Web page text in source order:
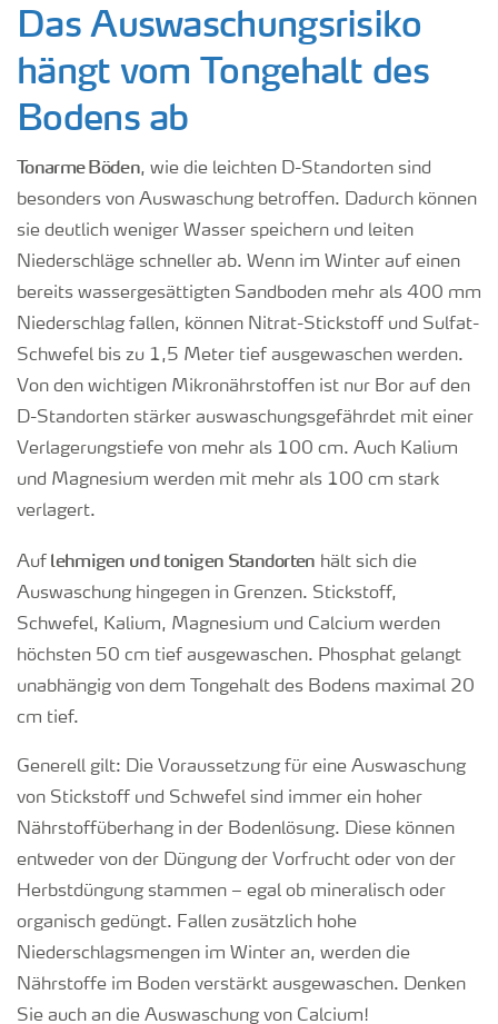
Das Auswaschungsrisiko
hängt vom Tongehalt des
Bodens ab
Tonarme Böden, wie die leichten D-Standorten sind
besonders von Auswaschung betroffen. Dadurch können
sie deutlich weniger Wasser speichern und leiten
Niederschläge schneller ab. Wenn im Winter auf einen
bereits wassergesättigten Sandboden mehr als 400 mm
Niederschlag fallen, können Nitrat-Stickstoff und Sulfat-
Schwefel bis zu 1,5 Meter tief ausgewaschen werden.
Von den wichtigen Mikronährstoffen ist nur Bor auf den
D-Standorten stärker auswaschungsgefährdet mit einer
Verlagerungstiefe von mehr als 100 cm. Auch Kalium
und Magnesium werden mit mehr als 100 cm stark
verlagert.
Auf lehmigen und tonigen Standorten hält sich die
Auswaschung hingegen in Grenzen. Stickstoff,
Schwefel, Kalium, Magnesium und Calcium werden
höchsten 50 cm tief ausgewaschen. Phosphat gelangt
unabhängig von dem Tongehalt des Bodens maximal 20
cm tief.
Generell gilt: Die Voraussetzung für eine Auswaschung
von Stickstoff und Schwefel sind immer ein hoher
Nährstoffüberhang in der Bodenlösung. Diese können
entweder von der Düngung der Vorfrucht oder von der
Herbstdüngung stammen – egal ob mineralisch oder
organisch gedüngt. Fallen zusätzlich hohe
Niederschlagsmengen im Winter an, werden die
Nährstoffe im Boden verstärkt ausgewaschen. Denken
Sie auch an die Auswaschung von Calcium!